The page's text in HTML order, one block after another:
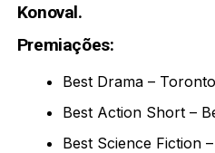
Konoval.
Premiações:
Best Drama –
Best Action Short –
Best Science Fiction